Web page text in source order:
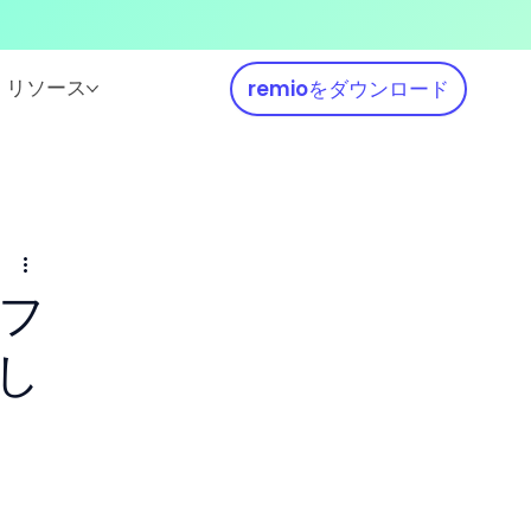
リソース remioをダウンロード